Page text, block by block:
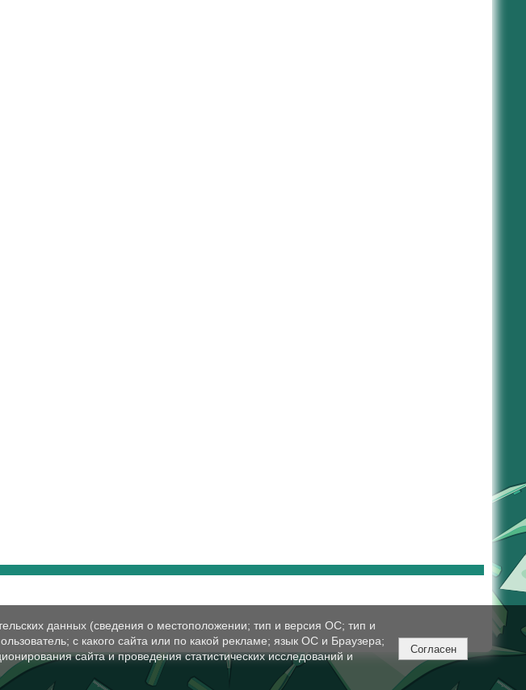
данных (сведения о местоположении; тип и версия ОС; тип и
с какого сайта или по какой рекламе; язык ОС и Браузера;
сайта и проведения статистических исследований и
Согласен